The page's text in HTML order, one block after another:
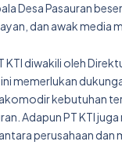
Desa Pasauran
dan awak media
diwakili oleh
memerlukan
kebutuhan
Adapun PT KTI
perusahaan